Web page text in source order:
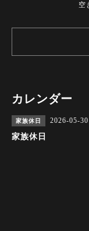
空
カレンダー
家族休日 2026-05-
家族休日